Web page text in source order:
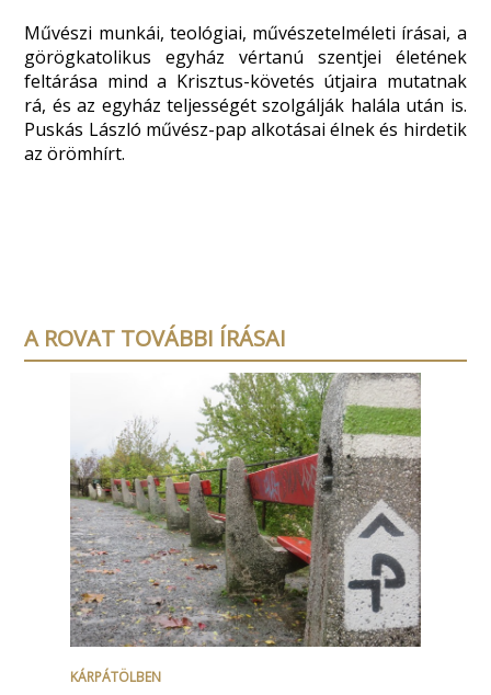
Művészi munkái, teológiai, művészetelméleti írásai, a
görögkatolikus egyház vértanú szentjei életének
feltárása mind a Krisztus-követés útjaira mutatnak
rá, és az egyház teljességét szolgálják halála után is.
Puskás László művész-pap alkotásai élnek és hirdetik
az örömhírt.
A ROVAT TOVÁBBI ÍRÁSAI
KÁRPÁTÖLBEN